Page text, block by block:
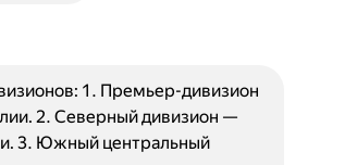
1. Премьер-дивизион
2. Северный дивизион —
3. Южный центральный